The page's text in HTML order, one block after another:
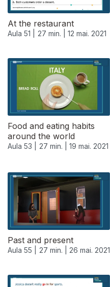
At the restaurant
Aula 51 | 27 min. | 12 mai. 2021
Food and eating habits
around the world
Aula 53 | 27 min. | 19 mai. 2021
Past and present
Aula 55 | 27 min. | 26 mai. 2021